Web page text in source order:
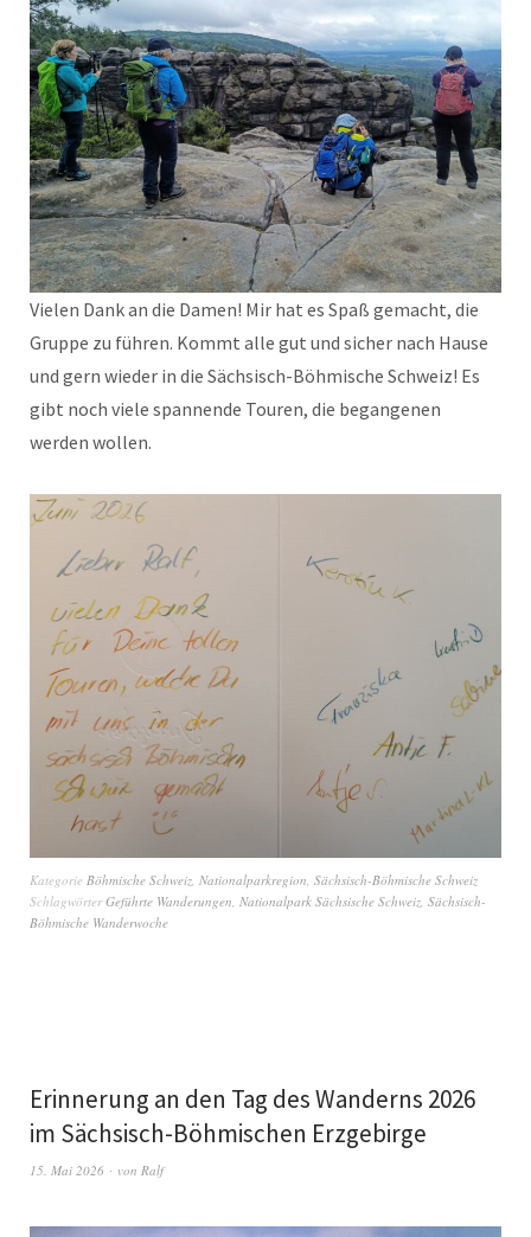
Vielen Dank an die Damen! Mir hat es Spaß gemacht, die
Gruppe zu führen. Kommt alle gut und sicher nach Hause
und gern wieder in die Sächsisch-Böhmische Schweiz! Es
gibt noch viele spannende Touren, die begangenen
werden wollen.
Kategorie Böhmische Schweiz Nationalparkregion Sächsisch-Böhmische Schweiz
SchlagwörterGeführte Wanderungen Nationalpark Sächsische Schweiz Sächsisch-
Böhmische Wanderwoche
Erinnerung an den Tag des Wanderns 2026
im Sächsisch-Böhmischen Erzgebirge
15. Mai 2026 von Ralf